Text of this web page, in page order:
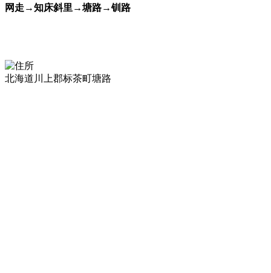
网走→知床斜里→塘路→钏路
北海道川上郡标茶町塘路